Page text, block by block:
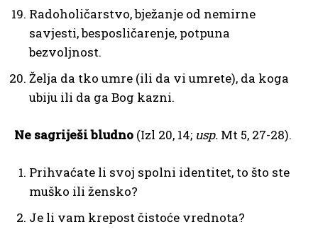
Radoholičarstvo, bježanje od nemirne
savjesti, besposličarenje, potpuna
bezvoljnost.
Želja da tko umre (ili da vi umrete), da koga
ubiju ili da ga Bog kazni.
Ne sagriješi bludno (Izl 20, 14; usp. Mt 5, 27-28).
Prihvaćate li svoj spolni identitet, to što ste
muško ili žensko?
Je li vam krepost čistoće vrednota?